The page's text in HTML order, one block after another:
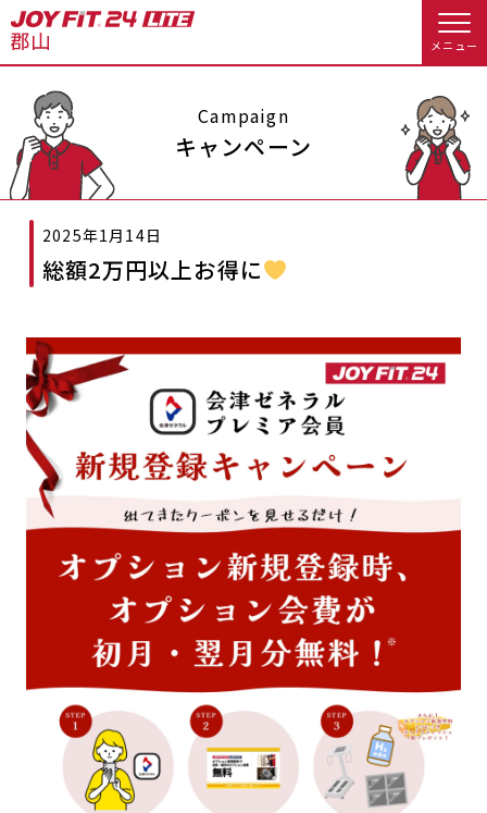
メニュー
店舗トップ
会員様向けのご案内
会員の方へトップ
会員様へのお知らせ
休会お手続き
アクセス 店舗情報・サービス
よくあるご質問 店舗へのお問い合わせ
入会のお手続きをする
入会するトップ
Appで入会手続き料金・サービス等詳しく見る
入会を悩まれている方へトップ
キャンペーン 料金のご案内
アクセス 店舗情報・サービス
スタジオプログラム情報
店舗へのお問い合わせ
JOYFIT総合トップ
店舗を探す
Campaign
キャンペーン
2025年1月14日
総額2万円以上お得に